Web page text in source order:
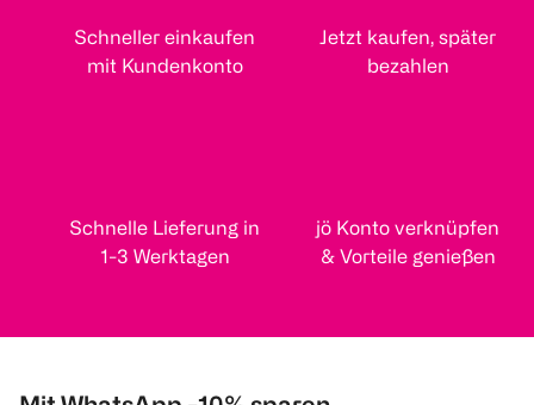
Schneller einkaufen
mit Kundenkonto
Jetzt kaufen, später
bezahlen
Schnelle Lieferung in
1-3 Werktagen
jö Konto verknüpfen
& Vorteile genießen